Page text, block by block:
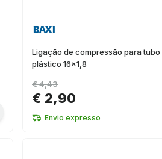
Ligação de compressão para tubo
plástico 16x1,8
€ 2,90
€ 4,43
Envio expresso